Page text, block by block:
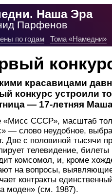
Наша Эра
Парфенов
по годам Тома «Намедни»
красавицами
конкурс устроили
— 17-летняя
«Мисс СССР», масштаб
— слово неудобное,
Две с половиной тысячи
телевидение,
комсомол, и, кроме
на вопросы,
контракты
моден» (см. 1987).